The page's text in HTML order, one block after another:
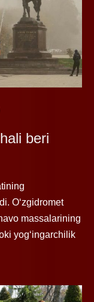
beri
O‘zgidromet
massalarining
yog‘ingarchilik